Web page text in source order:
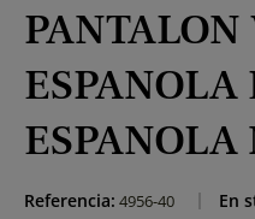
ESPANOLA
ESPANOLA
Referencia: 4956-40 En